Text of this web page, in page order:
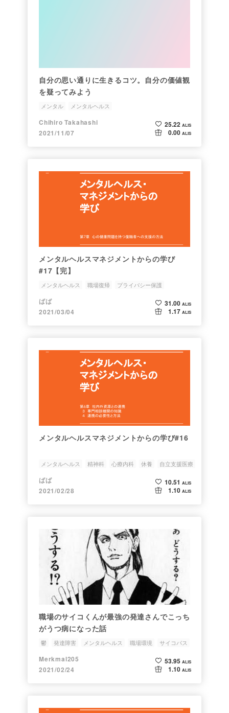
自分の思い通りに生きるコツ。自分の価値観
を疑ってみよう
メンタル メンタルヘルス
Chihiro Takahashi
2021/11/07
25.22 ALIS
0.00 ALIS
メンタルヘルスマネジメントからの学び
#17【完】
メンタルヘルス 職場復帰
プライバシー保護
職場復帰支援の手引き
ばば
2021/03/04
31.00 ALIS
1.17 ALIS
メンタルヘルスマネジメントからの学び#16
メンタルヘルス 精神科 心療内科 休養 自立支援医療
ばば
2021/02/28
10.51 ALIS
1.10 ALIS
職場のサイコくんが最強の発達さんでこっち
がうつ病になった話
鬱 発達障害 メンタルヘルス 職場環境 サイコパス
Merkmal205
2021/02/24
53.95 ALIS
1.10 ALIS